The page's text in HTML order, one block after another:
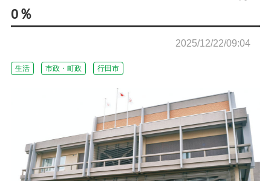
0％
2025/12/22/09:04
生活 市政・町政 行田市